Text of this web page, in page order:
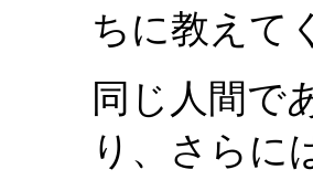
ちに教えて
同じ人間で
り、さらに